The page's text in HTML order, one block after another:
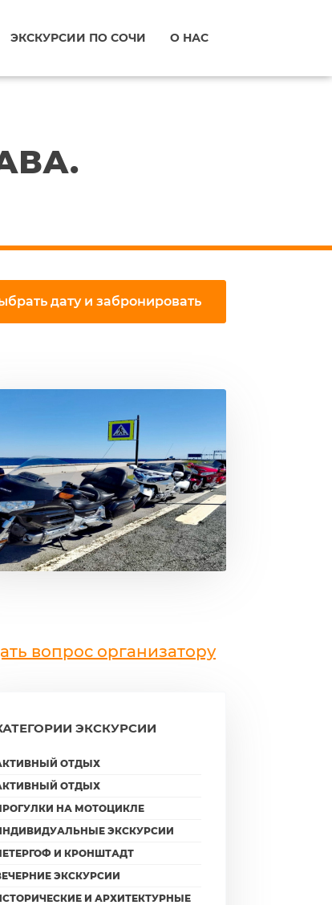
ЭКСКУРСИИ ПО СОЧИ О НАС
дату и забронировать
вопрос организатору
ЭКСКУРСИИ
ОТДЫХ
ОТДЫХ
НА МОТОЦИКЛЕ
ЭКСКУРСИИ
И КРОНШТАДТ
ЭКСКУРСИИ
И АРХИТЕКТУРНЫЕ